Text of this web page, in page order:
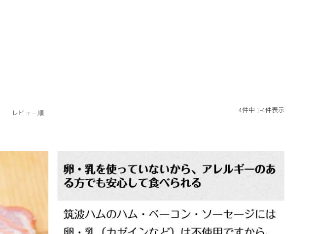
レビュー順 4件中 1-4件表示